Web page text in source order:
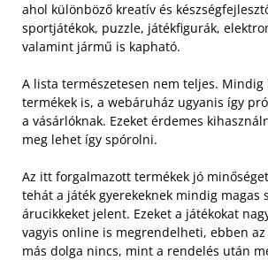
ahol különböző kreatív és
sportjátékok, puzzle, játékfigurák,
valamint jármű is kapható.
A lista természetesen nem teljes. Mindig
termékek is, a webáruház ugyanis így
a vásárlóknak. Ezeket érdemes
meg lehet így spórolni.
Az itt forgalmazott termékek jó
tehát a játék gyerekeknek mindig magas
árucikkeket jelent. Ezeket a játékokat
vagyis online is megrendelheti, ebben
más dolga nincs, mint a rendelés után